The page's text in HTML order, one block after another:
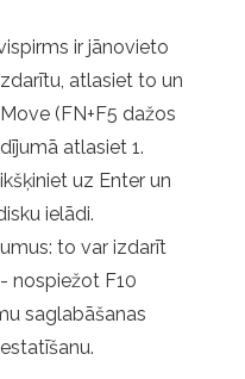
ir jānovieto
atlasiet to un
(FN+F5 dažos
atlasiet 1.
uz Enter un
ielādi.
to var izdarīt
nospiežot F10
saglabāšanas